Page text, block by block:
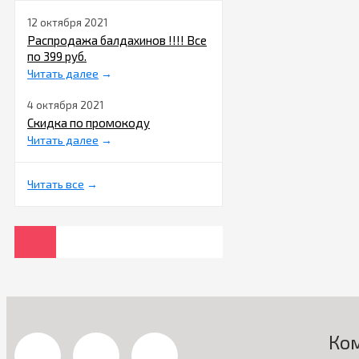
12 октября 2021
Распродажа балдахинов !!!! Все
по 399 руб.
Читать далее →
4 октября 2021
Скидка по промокоду
Читать далее →
Читать все →